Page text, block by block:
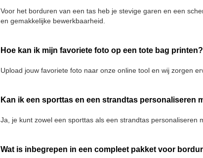
Voor het borduren van een tas heb je stevige garen en een
en gemakkelijke bewerkbaarheid.
Hoe kan ik mijn favoriete foto op een tote bag printen?
Upload jouw favoriete foto naar onze online tool en wij zorgen
Kan ik een sporttas en een strandtas personaliseren
Ja, je kunt zowel een sporttas als een strandtas personaliseren
Wat is inbegrepen in een compleet pakket voor